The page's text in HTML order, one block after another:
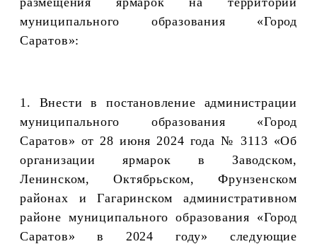
муниципального образования «Город
Саратов»:
1. Внести в постановление администрации
муниципального образования «Город
Саратов» от 28 июня 2024 года № 3113 «Об
организации ярмарок в Заводском,
Ленинском, Октябрьском, Фрунзенском
районах и Гагаринском административном
районе муниципального образования «Город
Саратов» в 2024 году» следующие